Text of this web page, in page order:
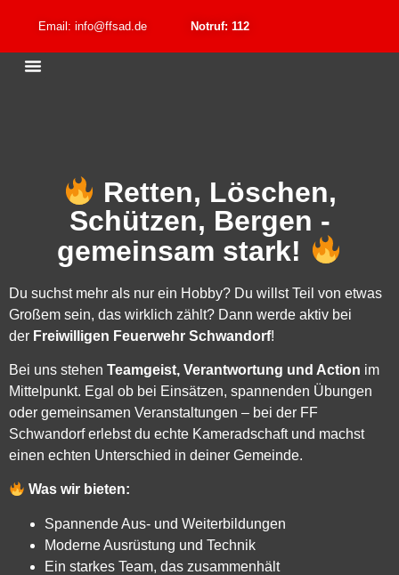
Email: info@ffsad.de Notruf: 112
Retten, Löschen,
Schützen, Bergen -
gemeinsam stark!
Du suchst mehr als nur ein Hobby? Du willst Teil von etwas
Großem sein, das wirklich zählt? Dann werde aktiv bei
der Freiwilligen Feuerwehr Schwandorf!
Bei uns stehen Teamgeist, Verantwortung und Action im
Mittelpunkt. Egal ob bei Einsätzen, spannenden Übungen
oder gemeinsamen Veranstaltungen – bei der FF
Schwandorf erlebst du echte Kameradschaft und machst
einen echten Unterschied in deiner Gemeinde.
Was wir bieten:
Spannende Aus- und Weiterbildungen
Moderne Ausrüstung und Technik
Ein starkes Team, das zusammenhält